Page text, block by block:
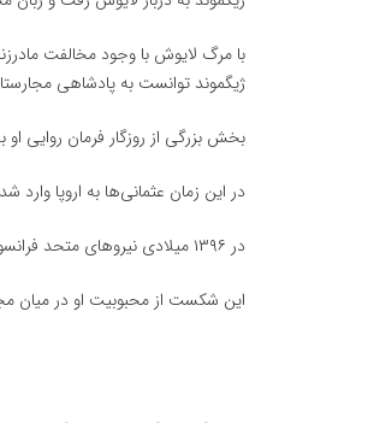
با مرگ لایوش با وجود مخالفت
ژیگموند توانست به پادشاهی
بخش بزرگی از روزگار فرمان روایی
در این زمان عثمانی‌ها به اروپا
در ۱۳۹۶ میلادی نیروهای متحد فرانسوی-مجاری ژیگموند در نبرد نیکوپولیس از عثمانی شکست خوردند.
این شکست از محبوبیت او در